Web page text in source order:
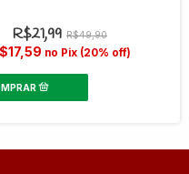
R$21,99 R$49,90
no Pix (20% off)